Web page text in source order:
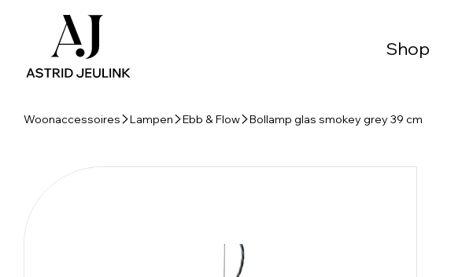
Shop
Woonaccessoires Lampen Ebb & Flow Bollamp glas smokey grey 39 cm